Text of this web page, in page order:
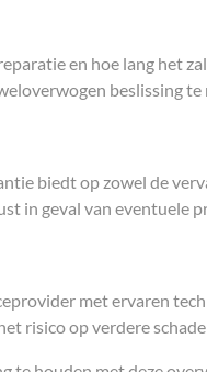
en hoe lang het
beslissing te
biedt op zowel de
in geval van eventuele
met ervaren
risico op verdere